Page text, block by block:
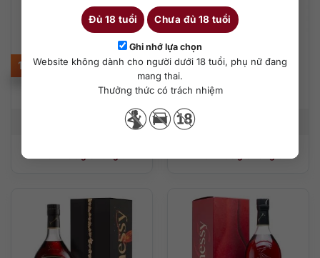
Đủ 18 tuổi Chưa đủ 18 tuổi
Ghi nhớ lựa chọn
Website không dành cho người dưới 18 tuổi, phụ nữ đang
mang thai.
Thưởng thức có trách nhiệm
Martell VSOP 700 ml
1.400.000₫
40%
Hennessy VSOP 3L
6.100.000 ₫